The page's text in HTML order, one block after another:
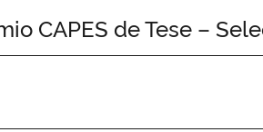
Advocacia-Geral da União Banco
CAPES de Tese –